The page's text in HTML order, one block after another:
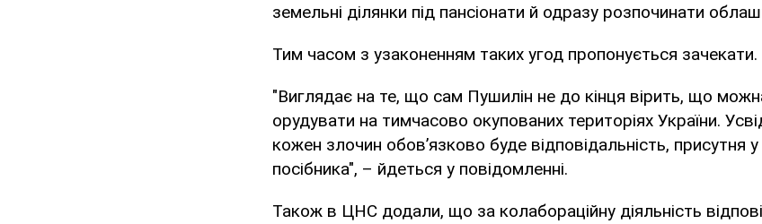
земельні ділянки під пансіонати й одразу розпочинати
Тим часом з узаконенням таких угод пропонується зачекати.
"Виглядає на те, що сам Пушилін не до кінця вірить, що
орудувати на тимчасово окупованих територіях України.
кожен злочин обов’язково буде відповідальність, присутня
посібника", – йдеться у повідомленні.
Також в ЦНС додали, що за колабораційну діяльність